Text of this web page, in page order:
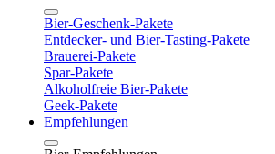
Bier-Geschenk-Pakete
Entdecker- und Bier-Tasting-Pakete
Brauerei-Pakete
Spar-Pakete
Alkoholfreie Bier-Pakete
Geek-Pakete
Empfehlungen